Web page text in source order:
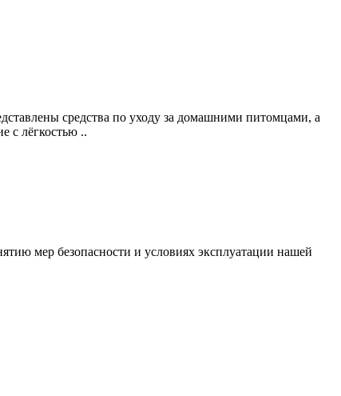
средства по уходу за домашними питомцами, а
с лёгкостью ..
мер безопасности и условиях эксплуатации нашей